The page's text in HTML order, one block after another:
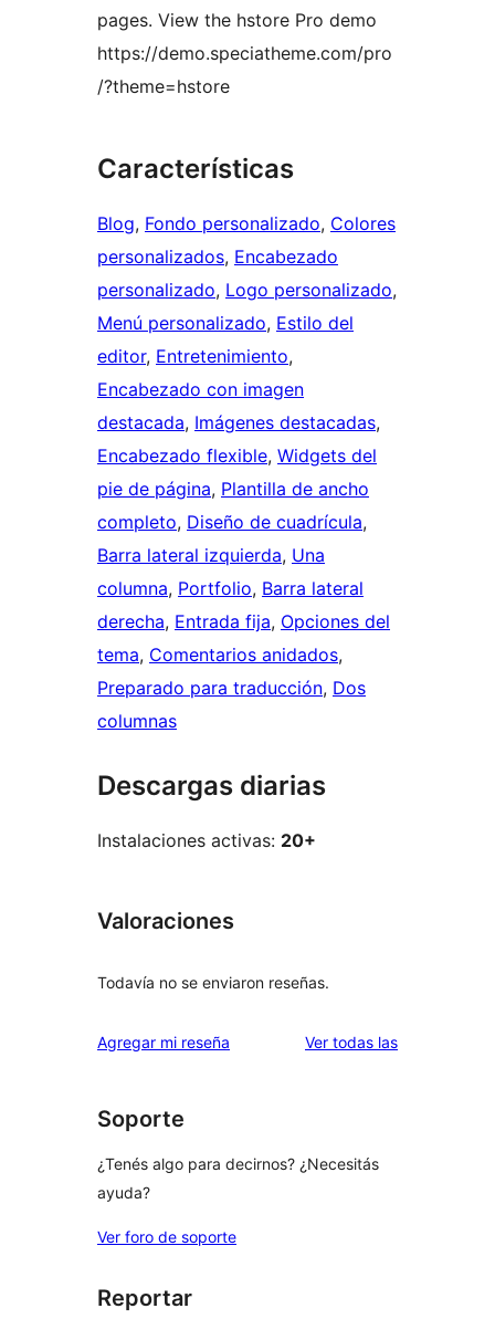
pages. View the hstore Pro demo
https://demo.speciatheme.com/pro
/?theme=hstore
Características
Blog, Fondo personalizado, Colores
personalizados, Encabezado
personalizado, Logo personalizado
Menú personalizado, Estilo del
editor, Entretenimiento
Encabezado con imagen
destacada, Imágenes destacadas
Encabezado flexible, Widgets del
pie de página, Plantilla de ancho
completo, Diseño de cuadrícula
Barra lateral izquierda, Una
columna, Portfolio, Barra lateral
derecha, Entrada fija, Opciones del
tema, Comentarios anidados
Preparado para traducción, Dos
columnas
Descargas diarias
Instalaciones activas: 20+
Valoraciones
Todavía no se enviaron reseñas.
Agregar mi reseña Ver todas lasreseñas
Soporte
¿Tenés algo para decirnos? ¿Necesitás
ayuda?
Ver foro de soporte
Reportar